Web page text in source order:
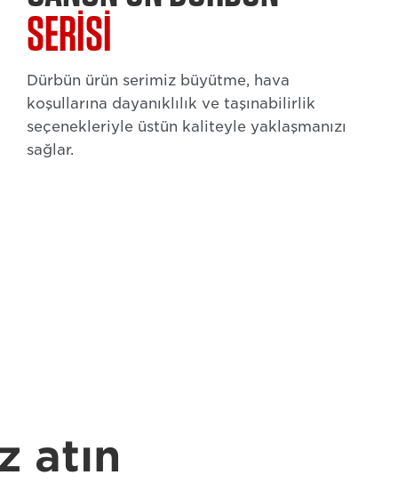
SERİSİ
Dürbün ürün serimiz büyütme, hava
koşullarına dayanıklılık ve taşınabilirlik
seçenekleriyle üstün kaliteyle yaklaşmanızı
sağlar.
atın